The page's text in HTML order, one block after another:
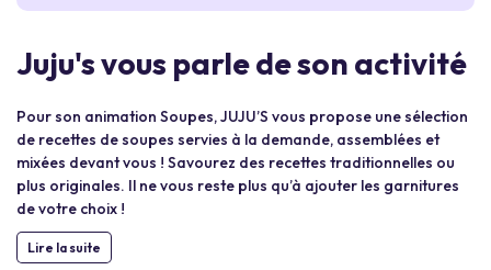
Juju's vous parle de son activité
Pour son animation Soupes, JUJU’S vous propose une sélection
de recettes de soupes servies à la demande, assemblées et
mixées devant vous ! Savourez des recettes traditionnelles ou
plus originales. Il ne vous reste plus qu’à ajouter les garnitures
de votre choix !
Lire la suite